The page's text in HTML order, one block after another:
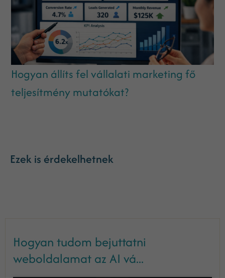
Hogyan állíts fel vállalati marketing fő
teljesítmény mutatókat?
Ezek is érdekelhetnek
Hogyan tudom bejuttatni
weboldalamat az AI vá...